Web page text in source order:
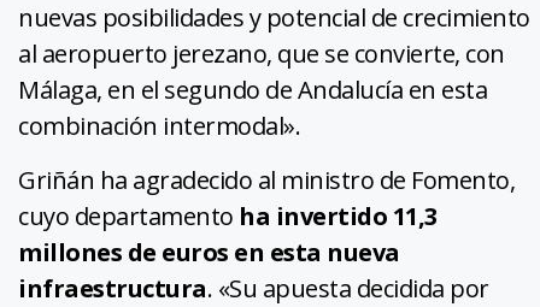
nuevas posibilidades y potencial de crecimiento
al aeropuerto jerezano, que se convierte, con
Málaga, en el segundo de Andalucía en esta
combinación intermodal».
Griñán ha agradecido al ministro de Fomento,
cuyo departamento ha invertido 11,3
millones de euros en esta nueva
infraestructura. «Su apuesta decidida por